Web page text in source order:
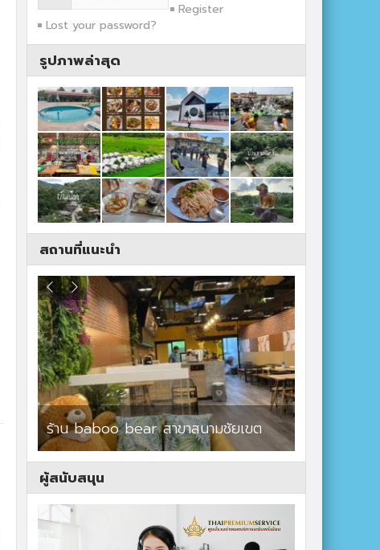
Register
Lost your password?
รูปภาพล่าสุด
สถานที่แนะนำ
ร้าน baboo bear สาขาสนามชัยเขต
ผู้สนับสนุน